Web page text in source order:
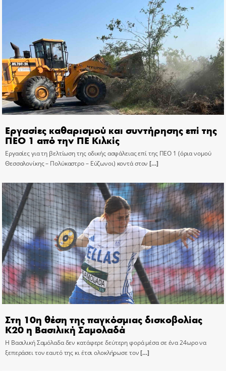
Εργασίες καθαρισμού και συντήρησης επί της
ΠΕΟ 1 από την ΠΕ Κιλκίς
Εργασίες για τη βελτίωση της οδικής ασφάλειας επί της ΠΕΟ 1 (όρια νομού
Θεσσαλονίκης – Πολύκαστρο – Εύζωνοι) κοντά στον […]
Στη 10η θέση της παγκόσμιας δισκοβολίας
Κ20 η Βασιλική Σαμολαδά
Η Βασιλική Σαμόλαδα δεν κατάφερε δεύτερη φορά μέσα σε ένα 24ωρο να
ξεπεράσει τον εαυτό της κι έτσι ολοκλήρωσε τον[…]